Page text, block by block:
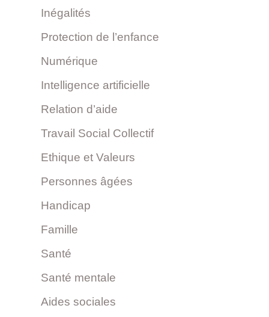
Inégalités
Protection de l’enfance
Numérique
Intelligence artificielle
Relation d’aide
Travail Social Collectif
Ethique et Valeurs
Personnes âgées
Handicap
Famille
Santé
Santé mentale
Aides sociales